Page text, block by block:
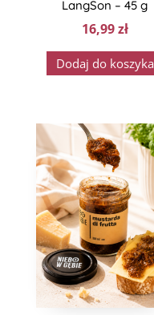
LangSon – 45 g
16,99zł
Dodaj do koszyka